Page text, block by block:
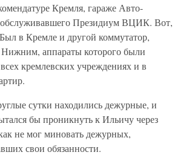
Кремля, гараже Авто-
обслуживавшего Президиум ВЦИК. Вот,
в Кремле и другой коммутатор,
аппараты которого были
кремлевских учреждениях и в
сутки находились дежурные, и
бы проникнуть к Ильичу через
не мог миновать дежурных,
свои обязанности.